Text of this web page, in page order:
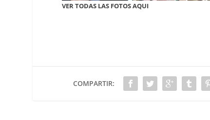
VER TODAS LAS FOTOS AQUI
COMPARTIR: